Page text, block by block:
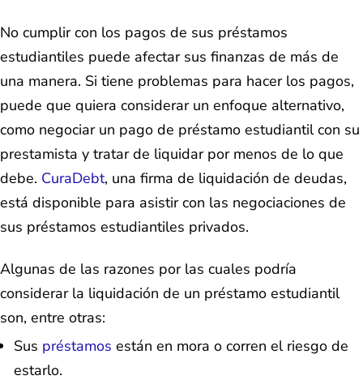
No cumplir con los pagos de sus préstamos
estudiantiles puede afectar sus finanzas de más de
una manera. Si tiene problemas para hacer los pagos,
puede que quiera considerar un enfoque alternativo,
como negociar un pago de préstamo estudiantil con su
prestamista y tratar de liquidar por menos de lo que
debe. CuraDebt, una firma de liquidación de deudas,
está disponible para asistir con las negociaciones de
sus préstamos estudiantiles privados.
Algunas de las razones por las cuales podría
considerar la liquidación de un préstamo estudiantil
son, entre otras:
Sus préstamos están en mora o corren el riesgo de
estarlo.